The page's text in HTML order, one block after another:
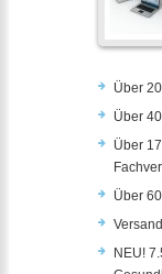
Über
Über
Über
Über
NEU!